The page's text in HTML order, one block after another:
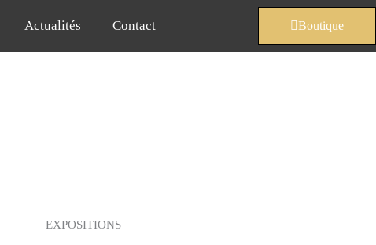
Actualités Contact Boutique
EXPOSITIONS